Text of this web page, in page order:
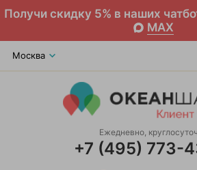
Получи скидку 5% в наших
MAX
Москва
Ежедневно,
+7 (495) 773-